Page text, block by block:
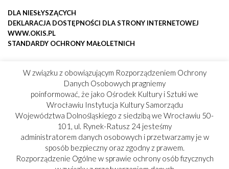
DLA NIESŁYSZĄCYCH
DEKLARACJA DOSTĘPNOŚCI DLA STRONY INTERNETOWEJ
WWW.OKIS.PL
STANDARDY OCHRONY MAŁOLETNICH
W związku z obowiązującym Rozporządzeniem Ochrony
Danych Osobowych pragniemy
poinformować, że jako Ośrodek Kultury i Sztuki we
Wrocławiu Instytucja Kultury Samorządu
Województwa Dolnośląskiego z siedzibą we Wrocławiu 50-
101, ul. Rynek-Ratusz 24 jesteśmy
administratorem danych osobowych i przetwarzamy je w
sposób bezpieczny oraz zgodny z prawem.
Rozporządzenie Ogólne w sprawie ochrony osób fizycznych